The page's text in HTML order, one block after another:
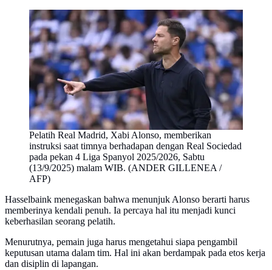
Pelatih Real Madrid, Xabi Alonso, memberikan
instruksi saat timnya berhadapan dengan Real Sociedad
pada pekan 4 Liga Spanyol 2025/2026, Sabtu
(13/9/2025) malam WIB. (ANDER GILLENEA /
AFP)
Hasselbaink menegaskan bahwa menunjuk Alonso berarti harus
memberinya kendali penuh. Ia percaya hal itu menjadi kunci
keberhasilan seorang pelatih.
Menurutnya, pemain juga harus mengetahui siapa pengambil
keputusan utama dalam tim. Hal ini akan berdampak pada etos kerja
dan disiplin di lapangan.